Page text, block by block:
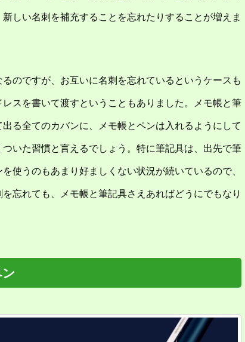
しい名刺を補充することを忘れたりすることが増えま
のですが、お互いに名刺を忘れているというケースも
スを書いて渡すということもありました。メモ帳と筆
る全てのカバンに、メモ帳とペンは入れるようにして
いた習慣と言えるでしょう。特に筆記具は、出先で筆
使うのもあまり好ましくない状況が続いているので、
忘れても、メモ帳と筆記具さえあればどうにでもなり